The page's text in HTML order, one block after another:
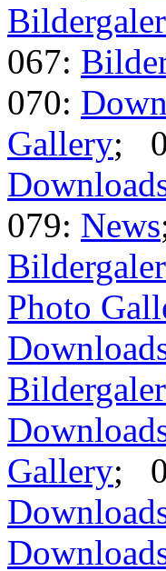
067:
070:
Gallery;
079: News
Photo
Gallery;